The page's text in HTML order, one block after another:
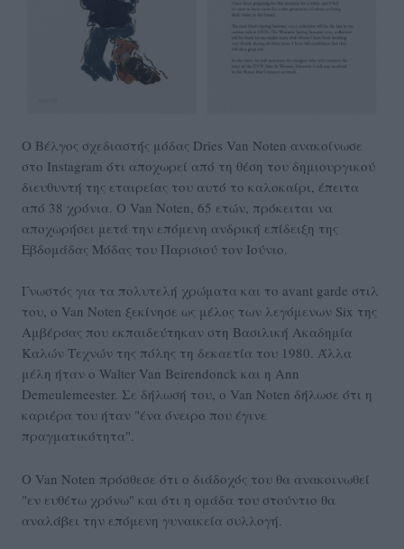
Ο Βέλγος σχεδιαστής μόδας Dries Van Noten ανακοίνωσε
στο Instagram ότι αποχωρεί από τη θέση του δημιουργικού
διευθυντή της εταιρείας του αυτό το καλοκαίρι, έπειτα
από 38 χρόνια. Ο Van Noten, 65 ετών, πρόκειται να
αποχωρήσει μετά την επόμενη ανδρική επίδειξη της
Εβδομάδας Μόδας του Παρισιού τον Ιούνιο.
Γνωστός για τα πολυτελή χρώματα και το avant garde στιλ
του, ο Van Noten ξεκίνησε ως μέλος των λεγόμενων Six της
Αμβέρσας που εκπαιδεύτηκαν στη Βασιλική Ακαδημία
Καλών Τεχνών της πόλης τη δεκαετία του 1980. Άλλα
μέλη ήταν ο Walter Van Beirendonck και η Ann
Demeulemeester. Σε δήλωσή του, ο Van Noten δήλωσε ότι η
καριέρα του ήταν "ένα όνειρο που έγινε
πραγματικότητα".
Ο Van Noten πρόσθεσε ότι ο διάδοχός του θα ανακοινωθεί
"εν ευθέτω χρόνω" και ότι η ομάδα του στούντιο θα
αναλάβει την επόμενη γυναικεία συλλογή.